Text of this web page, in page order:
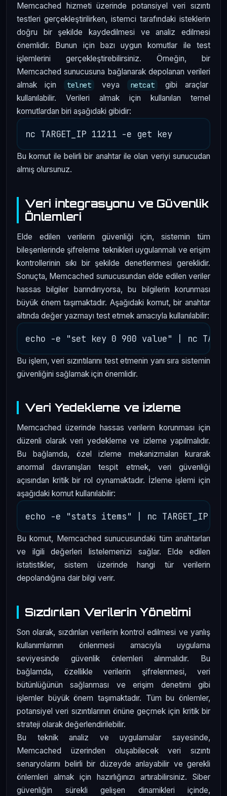
Memcached hizmeti üzerinde potansiyel veri sızıntı
testleri gerçekleştirilirken, istemci tarafındaki isteklerin
doğru bir şekilde kaydedilmesi ve analiz edilmesi
önemlidir. Bunun için bazı uygun komutlar ile test
işlemlerini gerçekleştirebilirsiniz. Örneğin, bir
Memcached sunucusuna bağlanarak depolanan verileri
almak için
telnet veya netcat
gibi araçlar
kullanılabilir. Verileri almak için kullanılan temel
komutlardan biri aşağıdaki gibidir:
Bu komut ile belirli bir anahtar ile olan veriyi sunucudan
almış olursunuz.
Veri İntegrasyonu ve Güvenlik
Önlemleri
Elde edilen verilerin güvenliği için, sistemin tüm
bileşenlerinde şifreleme teknikleri uygulanmalı ve erişim
kontrollerinin sıkı bir şekilde denetlenmesi gereklidir.
Sonuçta, Memcached sunucusundan elde edilen veriler
hassas bilgiler barındırıyorsa, bu bilgilerin korunması
büyük önem taşımaktadır. Aşağıdaki komut, bir anahtar
altında değer yazmayı test etmek amacıyla kullanılabilir:
Bu işlem, veri sızıntılarını test etmenin yanı sıra sistemin
güvenliğini sağlamak için önemlidir.
Veri Yedekleme ve İzleme
Memcached üzerinde hassas verilerin korunması için
düzenli olarak veri yedekleme ve izleme yapılmalıdır.
Bu bağlamda, özel izleme mekanizmaları kurarak
anormal davranışları tespit etmek, veri güvenliği
açısından kritik bir rol oynamaktadır. İzleme işlemi için
aşağıdaki komut kullanılabilir:
Bu komut, Memcached sunucusundaki tüm anahtarları
ve ilgili değerleri listelemenizi sağlar. Elde edilen
istatistikler, sistem üzerinde hangi tür verilerin
depolandığına dair bilgi verir.
Sızdırılan Verilerin Yönetimi
Son olarak, sızdırılan verilerin kontrol edilmesi ve yanlış
kullanımlarının önlenmesi amacıyla uygulama
seviyesinde güvenlik önlemleri alınmalıdır. Bu
bağlamda, özellikle verilerin şifrelenmesi, veri
bütünlüğünün sağlanması ve erişim denetimi gibi
işlemler büyük önem taşımaktadır. Tüm bu önlemler,
potansiyel veri sızıntılarının önüne geçmek için kritik bir
strateji olarak değerlendirilebilir.
Bu teknik analiz ve uygulamalar sayesinde,
Memcached üzerinden oluşabilecek veri sızıntı
senaryolarını belirli bir düzeyde anlayabilir ve gerekli
önlemleri almak için hazırlığınızı artırabilirsiniz. Siber
güvenliğin sürekli gelişen dinamikleri içinde,